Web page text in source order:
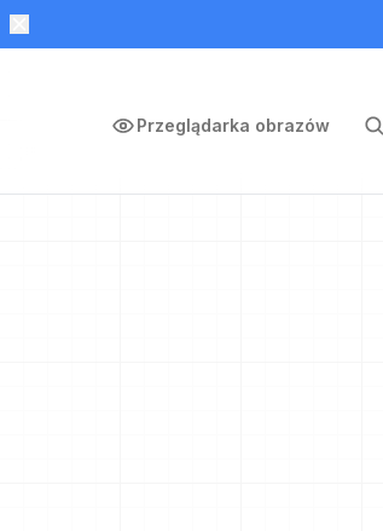
Przeglądarka obrazów